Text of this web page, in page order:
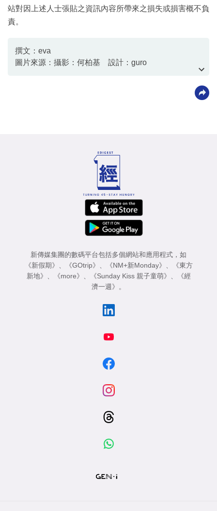
站對因上述人士張貼之資訊內容所帶來之損失或損害概不負
責。
撰文：eva
圖片來源：攝影：何柏基 設計：guro
新傳媒集團的數碼平台包括多個網站和應用程式，如
《新假期》
《GOtrip》 《NM+新Monday》
《東方
新地》
《more》 《Sunday Kiss 親子童萌》
《經
濟一週》
。